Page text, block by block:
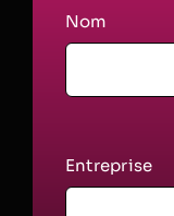
Nom
Entreprise